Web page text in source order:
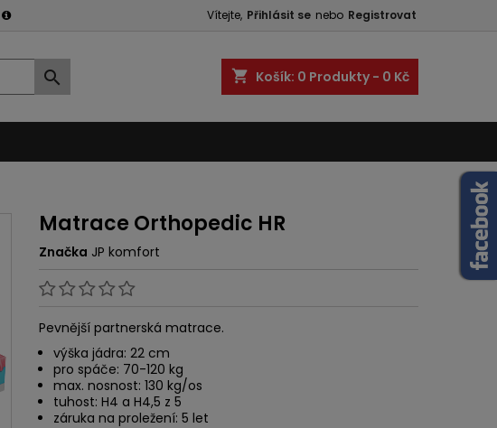
Vítejte, Přihlásit se nebo Registrovat
shopping_cart Košík: 0 Produkty - 0 Kč

Matrace Orthopedic HR
Značka JP komfort
Pevnější partnerská matrace.
výška jádra: 22 cm
pro spáče: 70-120 kg
max. nosnost: 130 kg/os
tuhost: H4 a H4,5 z 5
záruka na proležení: 5 let